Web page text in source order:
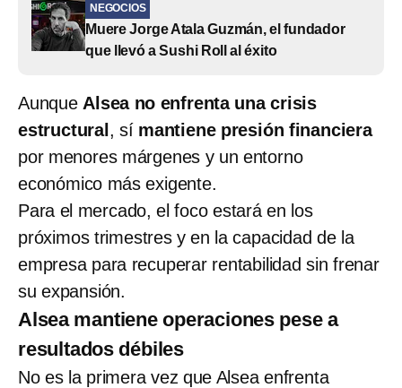
NEGOCIOS
Muere Jorge Atala Guzmán, el fundador
que llevó a Sushi Roll al éxito
Aunque Alsea no enfrenta una crisis
estructural , sí mantiene presión financiera
por menores márgenes y un entorno
económico más exigente.
Para el mercado, el foco estará en los
próximos trimestres y en la capacidad de la
empresa para recuperar rentabilidad sin frenar
su expansión.
Alsea mantiene operaciones pese a
resultados débiles
No es la primera vez que Alsea enfrenta